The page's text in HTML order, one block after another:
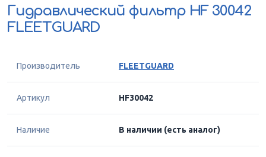
Гидравлический фильтр HF 30042
FLEETGUARD
Производитель FLEETGUARD
Артикул HF30042
Наличие В наличии (есть аналог)